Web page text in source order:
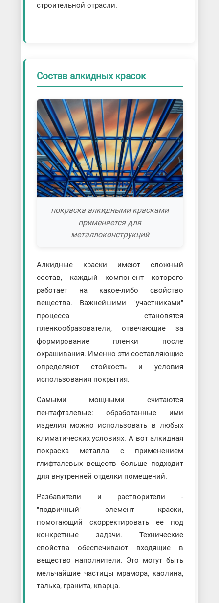
строительной отрасли.
Состав алкидных красок
покраска алкидными красками
применяется для
металлоконструкций
Алкидные краски имеют сложный
состав, каждый компонент которого
работает на какое-либо свойство
вещества. Важнейшими "участниками"
процесса становятся
пленкообразователи, отвечающие за
формирование пленки после
окрашивания. Именно эти составляющие
определяют стойкость и условия
использования покрытия.
Самыми мощными считаются
пентафталевые: обработанные ими
изделия можно использовать в любых
климатических условиях. А вот алкидная
покраска металла с применением
глифталевых веществ больше подходит
для внутренней отделки помещений.
Разбавители и растворители -
"подвичный" элемент краски,
помогающий скорректировать ее под
конкретные задачи. Технические
свойства обеспечивают входящие в
вещество наполнители. Это могут быть
мельчайшие частицы мрамора, каолина,
талька, гранита, кварца.